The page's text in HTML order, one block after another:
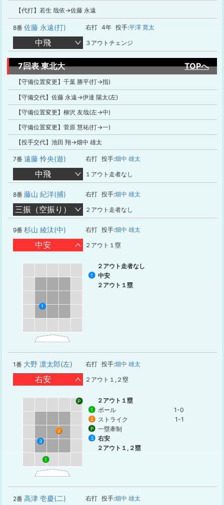
【代打】若生 哉依→佐藤 永遠
8番 佐藤 永遠(打) 右打 4年 投手:平澤 寛太
中飛 ３アウトチェンジ
7回表 東北大 TOPへ
【守備位置変更】千葉 勝平(打→指)
【守備交代】佐藤 永遠→伊達 陽太(左)
【守備位置変更】柳沢 友哉(左→中)
【守備位置変更】菅原 慧祐(打→一)
【投手交代】池田 翔→畑中 雄太
7番 遠藤 怜央(遊) 右打 投手:畑中 雄太
中飛 １アウト走者なし
8番 藤山 紀洋(捕) 右打 投手:畑中 雄太
三振（空振り） ２アウト走者なし
9番 杉山 綾汰(中) 右打 投手:畑中 雄太
中安 ２アウト１塁
1
２アウト走者なし
1
中安
２アウト１塁
1番 大野 凛太郎(左) 右打 投手:畑中 雄太
右安 ２アウト１,２塁
1
2
P
3
２アウト１塁
1 ボール 1-0
2 ストライク 1-1
P 一塁牽制
3
右安
２アウト１,２塁
2番 高津 壱慶(二) 右打 投手:畑中 雄太